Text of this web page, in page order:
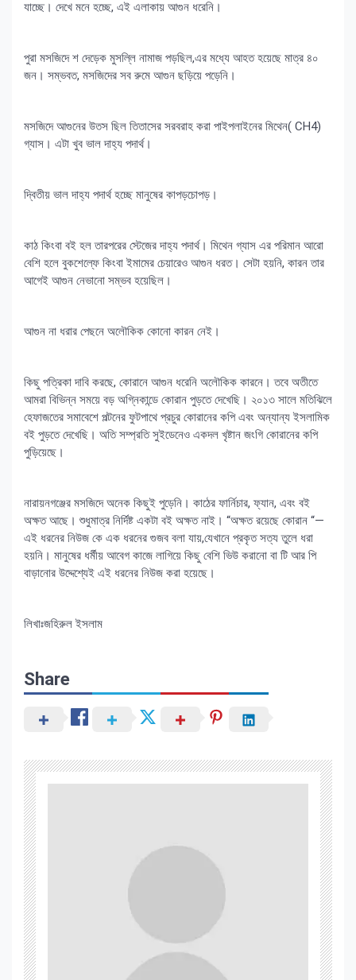
যাচ্ছে। দেখে মনে হচ্ছে, এই এলাকায় আগুন ধরেনি।
পুরা মসজিদে শ দেড়েক মুসল্লি নামাজ পড়ছিল,এর মধ্যে আহত হয়েছে মাত্র ৪০
জন। সম্ভবত, মসজিদের সব রুমে আগুন ছড়িয়ে পড়েনি।
মসজিদে আগুনের উতস ছিল তিতাসের সরবরাহ করা পাইপলাইনের মিথেন( CH4)
গ্যাস। এটা খুব ভাল দাহ্য পদার্থ।
দ্বিতীয় ভাল দাহ্য পদার্থ হচ্ছে মানুষের কাপড়চোপড়।
কাঠ কিংবা বই হল তারপরের স্টেজের দাহ্য পদার্থ। মিথেন গ্যাস এর পরিমান আরো
বেশি হলে বুকশেল্ফে কিংবা ইমামের চেয়ারেও আগুন ধরত। সেটা হয়নি, কারন তার
আগেই আগুন নেভানো সম্ভব হয়েছিল।
আগুন না ধরার পেছনে অলৌকিক কোনো কারন নেই।
কিছু পত্রিকা দাবি করছে, কোরানে আগুন ধরেনি অলৌকিক কারনে। তবে অতীতে
আমরা বিভিন্ন সময়ে বড় অগ্নিকান্ডে কোরান পুড়তে দেখেছি। ২০১৩ সালে মতিঝিলে
হেফাজতের সমাবেশে পল্টনের ফুটপাথে প্রচুর কোরানের কপি এবং অন্যান্য ইসলামিক
বই পুড়তে দেখেছি। অতি সম্প্রতি সুইডেনেও একদল খৃষ্টান জংগি কোরানের কপি
পুড়িয়েছে।
নারায়নগঞ্জের মসজিদে অনেক কিছুই পুড়েনি। কাঠের ফার্নিচার, ফ্যান, এবং বই
অক্ষত আছে। শুধুমাত্র নির্দিষ্ট একটা বই অক্ষত নাই। “অক্ষত রয়েছে কোরান “—
এই ধরনের নিউজ কে এক ধরনের গুজব বলা যায়,যেখানে প্রকৃত সত্য তুলে ধরা
হয়নি। মানুষের ধর্মীয় আবেগ কাজে লাগিয়ে কিছু বেশি ভিউ করানো বা টি আর পি
বাড়ানোর উদ্দেশ্যেই এই ধরনের নিউজ করা হয়েছে।
লিখাঃজহিরুল ইসলাম
Share